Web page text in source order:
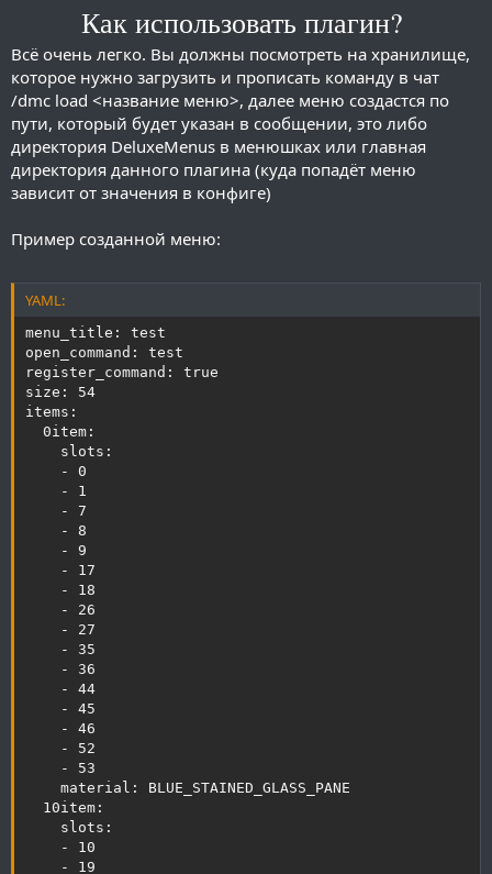
Как использовать плагин?
Всё очень легко. Вы должны посмотреть на хранилище,
которое нужно загрузить и прописать команду в чат
/dmc load <название меню>, далее меню создастся по
пути, который будет указан в сообщении, это либо
директория DeluxeMenus в менюшках или главная
директория данного плагина (куда попадёт меню
зависит от значения в конфиге)
Пример созданной меню:
YAML:
menu_title: test
open_command: test
register_command: true
size: 54
items:
  0item:
    slots:
    - 0
    - 1
    - 7
    - 8
    - 9
    - 17
    - 18
    - 26
    - 27
    - 35
    - 36
    - 44
    - 45
    - 46
    - 52
    - 53
    material: BLUE_STAINED_GLASS_PANE
  10item:
    slots:
    - 10
    - 19